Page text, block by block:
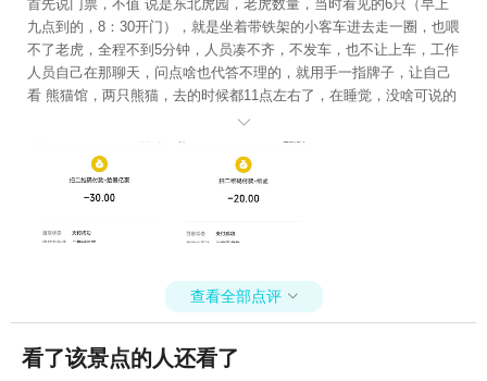
首先说门票，不值 说是东北虎园，老虎数量，当时看见的6只（早上
九点到的，8：30开门），就是坐着带铁架的小客车进去走一圈，也喂
不了老虎，全程不到5分钟，人员凑不齐，不发车，也不让上车，工作
人员自己在那聊天，问点啥也代答不理的，就用手一指牌子，让自己
看 熊猫馆，两只熊猫，去的时候都11点左右了，在睡觉，没啥可说的
（门票30），正常拍照打卡 动物表演，还比较不错，孩子看的很开
心，还骑了马，50元/人，值得一看 最后说说门口的小交通-摆渡车，1
0元/人单程，30元/人循环坐，我们是两大一小（孩子3岁，刚过1
米），上来也不问，就告诉我一共75元（孩子收我半价票），我说我
来看动物，买两次单程票40就行，因为每个动物区域离得都很近，第
售票员大姐，老大不乐意了，最后单程收了我30元（孩子也没按半价
售票），我第一站到了虎园，然后看的动物表演，然后一路玩到熊猫
馆，最后买的单程票（说实话景区这不大，没必要买循环套票），这
次收我20元（孩子来回都是抱着，没占座位）咱就说，这一对比，门
口那摆渡车售票员大姐，真给吉林东北虎园这个景区丢人！ 摆渡车付

查看全部点评 
看了该景点的人还看了